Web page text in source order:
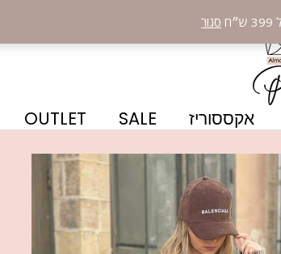
סגור
אקססוריז SALE
OUTLET